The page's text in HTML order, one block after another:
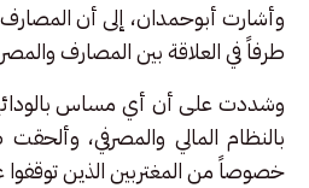
وأشارت أبوحمدان، إلى أن
طرفاً في العلاقة بين المصارف
وشددت على أن أي مساس بالودائع
بالنظام المالي والمصرفي،
خصوصاً من المغتربين الذين توقفوا